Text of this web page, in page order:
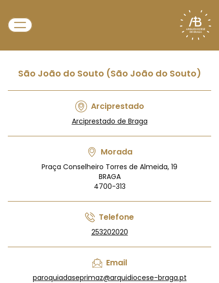
São João do Souto (São João do Souto)
Arciprestado
Arciprestado de Braga
Morada
Praça Conselheiro Torres de Almeida, 19
BRAGA
4700-313
Telefone
253202020
Email
paroquiadaseprimaz@arquidiocese-braga.pt